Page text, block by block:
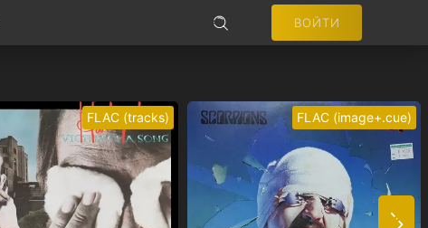
ВОЙТИ
Не запоминать меня
FLAC (tracks) FLAC (image+.cue)